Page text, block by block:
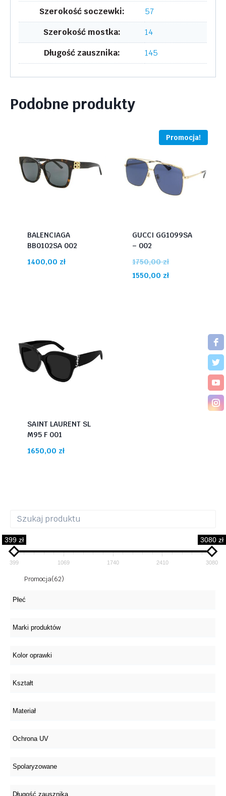
Szerokość soczewki:
57
Szerokość mostka:
14
Długość zausznika:
145
Podobne produkty
BALENCIAGA
BB0102SA 002
1400,00 zł
Promocja!
GUCCI GG1099SA
– 002
1750,00złPierwotna
cena
1550,00 złAktualna
SAINT LAURENT SL
M95 F 001
1650,00 zł
399 zł 3080 zł
399 1069 1740 2410 3080
Promocja(62)